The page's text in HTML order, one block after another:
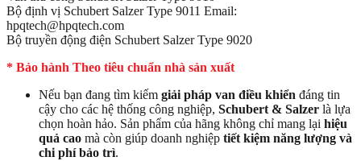
Bộ định vị Schubert Salzer Type 9011 Email:
hpqtech@hpqtech.com
Bộ truyền động điện Schubert Salzer Type 9020
* Bảo hành Theo tiêu chuẩn nhà sản xuất
Nếu bạn đang tìm kiếm giải pháp van điều khiển đáng tin
cậy cho các hệ thống công nghiệp, Schubert & Salzer là lựa
chọn hoàn hảo. Sản phẩm của hãng không chỉ mang lại hiệu
quả cao mà còn giúp doanh nghiệp tiết kiệm năng lượng và
chi phí bảo trì.